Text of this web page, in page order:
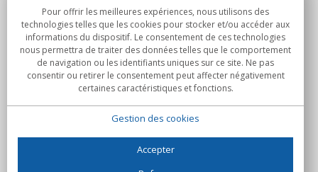
Notre société
Engagements
Achats
Pour offrir les meilleures expériences, nous utilisons des
technologies telles que les cookies pour stocker et/ou accéder aux
informations du dispositif. Le consentement de ces technologies
nous permettra de traiter des données telles que le comportement
de navigation ou les identifiants uniques sur ce site. Ne pas
consentir ou retirer le consentement peut affecter négativement
certaines caractéristiques et fonctions.
Gestion des cookies
Accepter